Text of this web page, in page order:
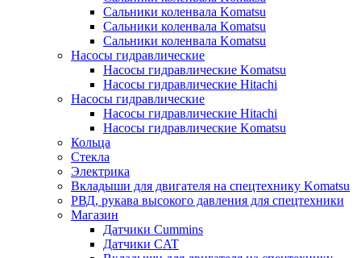
Сальники коленвала Komatsu
Сальники коленвала Komatsu
Сальники коленвала Komatsu
Насосы гидравлические
Насосы гидравлические Komatsu
Насосы гидравлические Hitachi
Насосы гидравлические
Насосы гидравлические Hitachi
Насосы гидравлические Komatsu
Кольца
Стекла
Электрика
Вкладыши для двигателя на спецтехнику Komatsu
РВД, рукава высокого давления для спецтехники
Магазин
Датчики Cummins
Датчики CAT